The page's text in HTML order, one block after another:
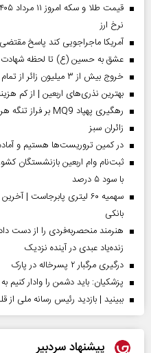
نرخ ارز
آمریکا ماجراجویی کند پاسخ
عشق به حسین (ع) تا لحظه شهادت
خروج بیش از ۳ میلیون زائر از تمام مرز‌های کشور
بهترین نذری‌های اربعین | از کم
رهگیری پهپاد MQ9 بر فراز تنگه هرمز
‌زائران سبز
در کمین تروریست‌ها هستیم و
با سود ۵ درصد
سهمیه ۶۰ لیتری
بانکی
زنده‌یاد عبدی در آینده نزدیک
درگیری مرگبار ۲ پسرخاله در پارک
پزشکیان: باید دشمن را وادار کنیم
ببینید | بازدید رئیس رسانه ملی از
پیشنهاد سردبیر